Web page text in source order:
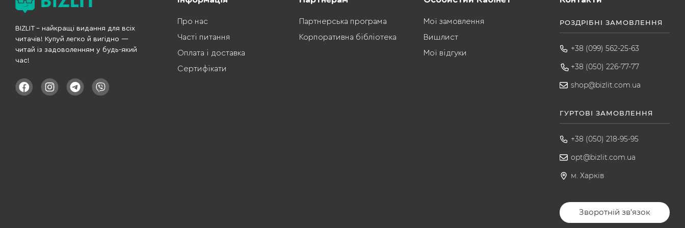
BIZLIT – найкращі видання для всіх
читачів! Купуй легко й вигідно —
читай із задоволенням у будь-який
час!
Про нас
Часті питання
Оплата і доставка
Сертифікати
Партнерська програма
Корпоративна бібліотека
Мої замовлення
Вишлист
Мої відгуки
РОЗДРІБНІ ЗАМОВЛЕННЯ
+38 (099) 562-25-63
+38 (050) 226-77-77
shop@bizlit.com.ua
ГУРТОВІ ЗАМОВЛЕННЯ
+38 (050) 218-95-95
opt@bizlit.com.ua
м. Харків
Зворотній зв'язок